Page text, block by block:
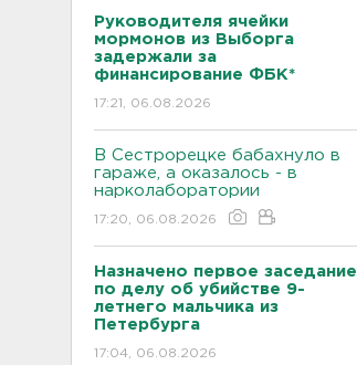
Руководителя ячейки
мормонов из Выборга
задержали за
финансирование ФБК*
17:21, 06.08.2026
В Сестрорецке бабахнуло в
гараже, а оказалось - в
нарколаборатории
17:20, 06.08.2026
Назначено первое заседание
по делу об убийстве 9-
летнего мальчика из
Петербурга
17:04, 06.08.2026